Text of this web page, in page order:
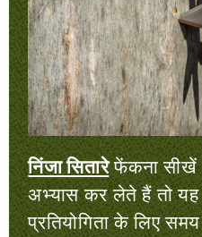
निंजा सितारेफेंकना
अभ्यास कर लेते हैं तो यह
प्रतियोगिता के लिए